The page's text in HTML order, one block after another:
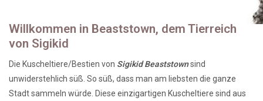
Willkommen in Beaststown, dem Tierreich
von Sigikid
Die Kuscheltiere/Bestien von Sigikid Beaststownsind
unwiderstehlich süß. So süß, dass man am liebsten die ganze
Stadt sammeln würde. Diese einzigartigen Kuscheltiere sind aus